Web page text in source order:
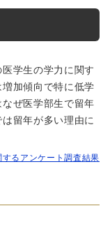
学生の学力に関す
加傾向で特に低学
ぜ医学部生で留年
留年が多い理由に
るアンケート調査結果